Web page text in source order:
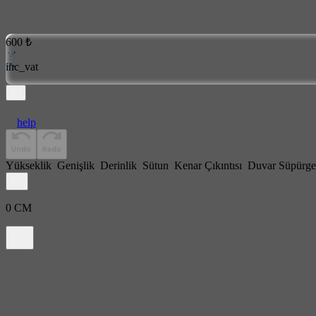
600 ₺
inc_vat
help
Yükseklik Genişlik Derinlik Sütun Kenar Çıkıntısı Duvar
0 CM